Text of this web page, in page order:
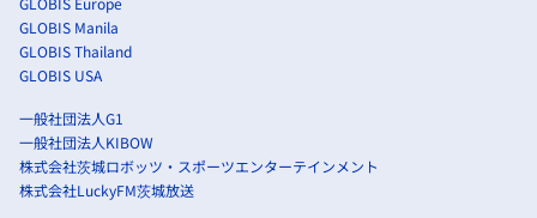
GLOBIS Manila
GLOBIS Thailand
GLOBIS USA
一般社団法人G1
一般社団法人KIBOW
株式会社茨城ロボッツ・スポーツエンターテインメント
株式会社LuckyFM茨城放送